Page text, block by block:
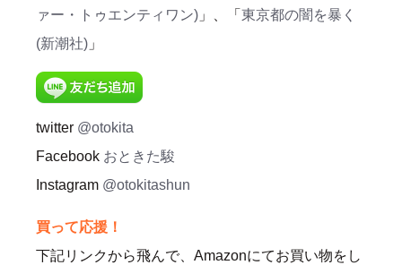
ァー・トゥエンティワン) 」、「 東京都の闇を暴く
(新潮社) 」
twitter @otokita
Facebook おときた駿
Instagram @otokitashun
買って応援！
下記リンクから飛んで、Amazonにてお買い物をし